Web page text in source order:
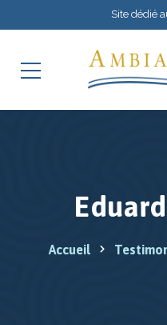
Site dédié
Accueil